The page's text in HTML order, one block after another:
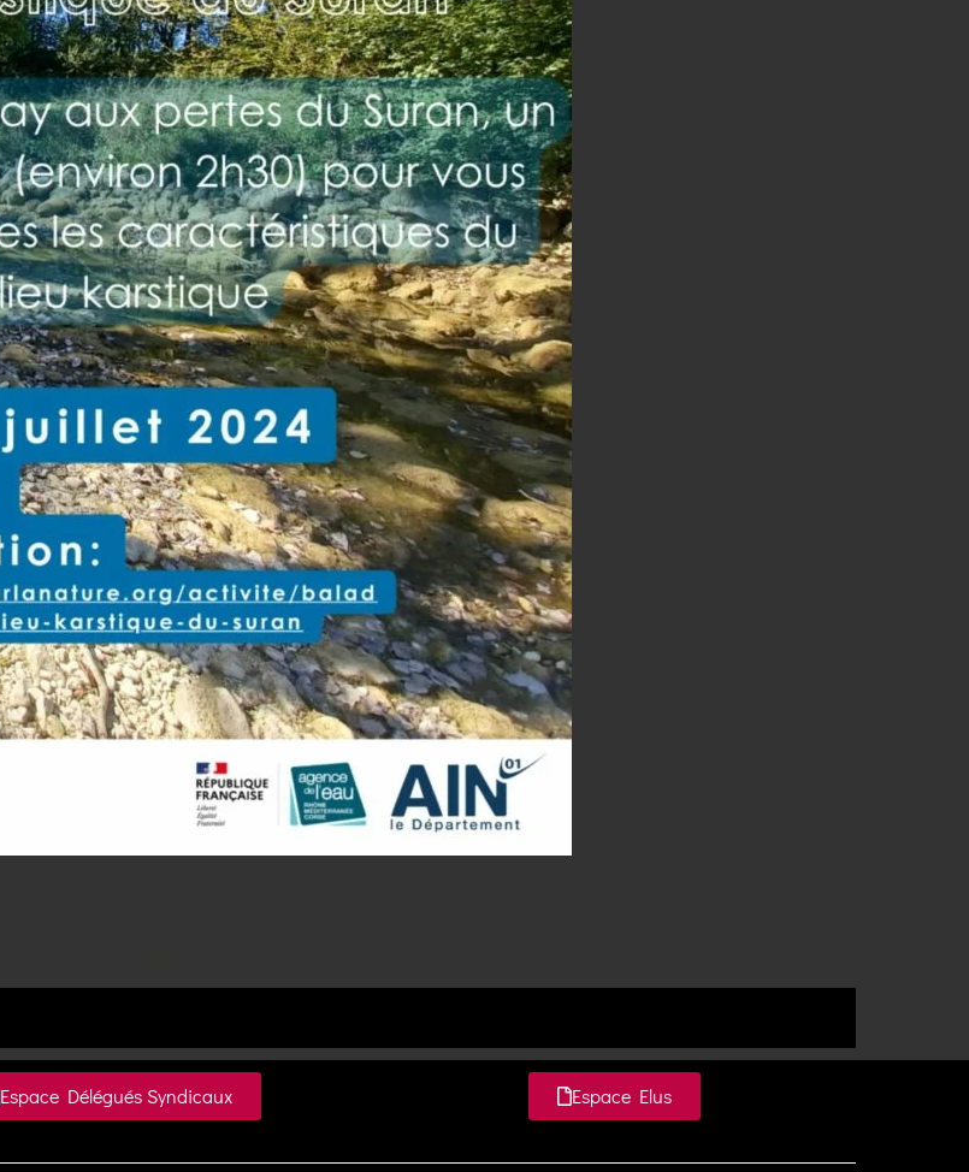
Espace Délégués Syndicaux Espace Elus